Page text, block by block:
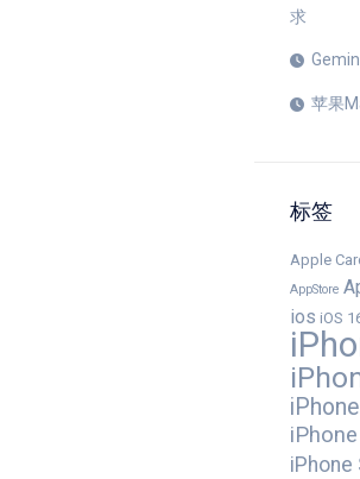
求
苹果
标签
Apple
AppStore
ios iOS
iPhone